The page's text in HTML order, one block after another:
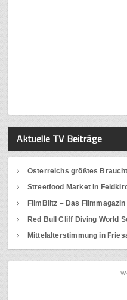
Aktuelle TV Beiträge
Österreichs größtes
Streetfood Market in
FilmBlitz – Das Filmmagazin
Red Bull Cliff Diving World
Mittelalterstimmung in